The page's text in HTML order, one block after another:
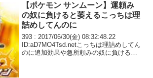
【ポケモン サンムーン】運頼み
の奴に負けると萎えるこっちは理
詰めしてんのに
393 : 2017/06/30(金) 08:32:48.22
ID:aD7MO4Tsd.netこっちは理詰めしてん
のに追加効果や急所頼みの奴に負けると